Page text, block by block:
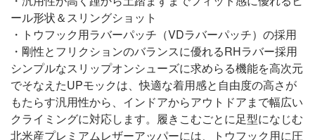
ール形状＆スリングショット
・トウフック用ラバーパッチ（VDラバーパッチ）の採用
・剛性とフリクションのバランスに優れるRHラバー採用
シンプルなスリップオンシューズに求めらる機能を高次元
でそなえたUPモックは、快適な着用感と自由度の高さが
もたらす汎用性から、インドアからアウトドアまで幅広い
クライミングに対応します。履きこむごとに足型になじむ
北米産プレミアムレザーアッパーには、トウフック用に圧